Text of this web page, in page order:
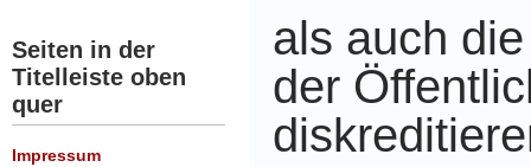
Seiten in der
Titelleiste oben
quer
Impressum
als auch
der